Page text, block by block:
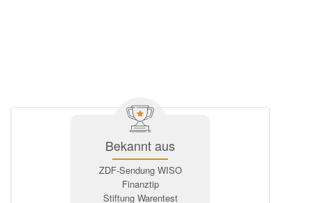
Bekannt aus
ZDF-Sendung WISO
Finanztip
Stiftung Warentest